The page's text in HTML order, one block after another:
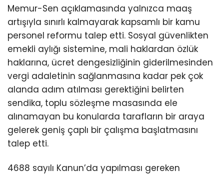
Memur-Sen açıklamasında yalnızca maaş
artışıyla sınırlı kalmayarak kapsamlı bir kamu
personel reformu talep etti. Sosyal güvenlikten
emekli aylığı sistemine, mali haklardan özlük
haklarına, ücret dengesizliğinin giderilmesinden
vergi adaletinin sağlanmasına kadar pek çok
alanda adım atılması gerektiğini belirten
sendika, toplu sözleşme masasında ele
alınamayan bu konularda tarafların bir araya
gelerek geniş çaplı bir çalışma başlatmasını
talep etti.
4688 sayılı Kanun’da yapılması gereken